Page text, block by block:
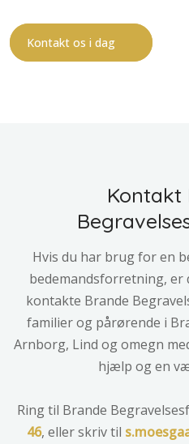
Kontakt os i dag
Kontakt
Hvis du har brug for en
bedemandsforretning, er
kontakte Brande
familier og pårørende i
Arnborg, Lind og omegn
hjælp og en
Ring til Brande
46, eller skriv til